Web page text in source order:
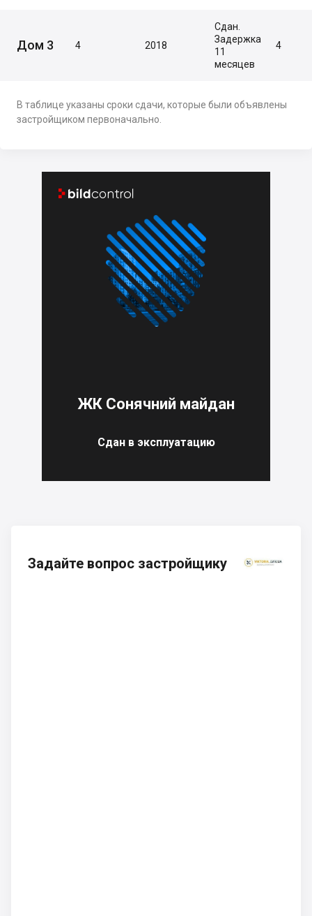
Дом 3 4 2018
Сдан.
Задержка
11
месяцев
4
В таблице указаны сроки сдачи, которые были объявлены
застройщиком первоначально.
 
ЖК Сонячний майдан
Сдан в эксплуатацию
Задайте вопрос застройщику